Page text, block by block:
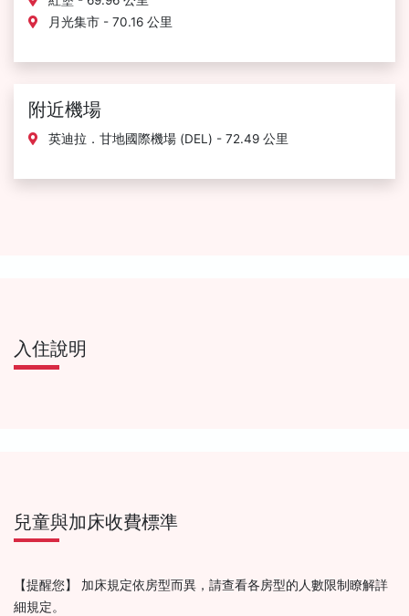
月光集市 - 70.16 公里
附近機場
英迪拉．甘地國際機場 (DEL) - 72.49 公里
入住說明
兒童與加床收費標準
【提醒您】 加床規定依房型而異，請查看各房型的人數限制瞭解詳
細規定。